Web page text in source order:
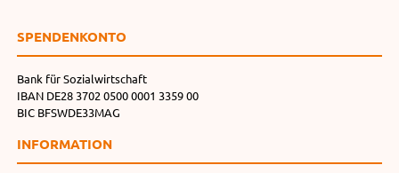
SPENDEN­KONTO
Bank für Sozialwirtschaft
IBAN DE28 3702 0500 0001 3359 00
BIC BFSWDE33MAG
INFORMATION